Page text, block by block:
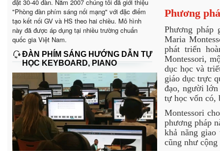
đặt 30-40 đàn. Năm 2007 chúng tôi đã giới thiệu
"Phòng đàn phím sáng nối mạng" với đặc điểm
tạo kết nối GV và HS theo hai chiều. Mô hình
này đã được áp dụng tại nhiều trường chuẩn
quốc gia Việt Nam.
ĐÀN PHÍM SÁNG HƯỚNG DẪN TỰ
HỌC KEYBOARD, PIANO
Phương
Phương pháp
Maria
phát triển
Montessori,
dục học và
giáo dục trực
đạo, người lớn
tự học vốn có,
Montessori
phương pháp
khả năng
cũng như cộng